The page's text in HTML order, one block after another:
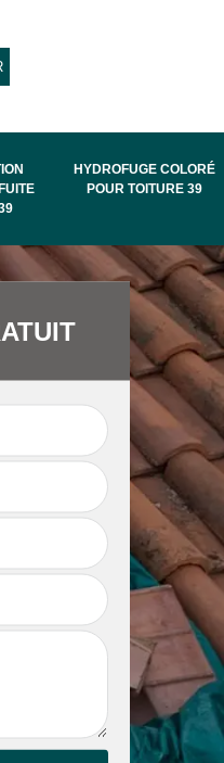
HYDROFUGE COLORÉ
POUR TOITURE 39
Intervention
d'urgence fuite
toiture 39